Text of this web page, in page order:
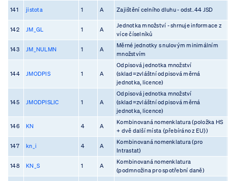
141 jistota 1 A Zajištění celního dluhu - odst. 44 JSD
142 JM_GL 1 A
Jednotka množství - shrnuje informace z
více číselníků
143 JM_NULMN 1 A
Měrné jednotky s nulovým minimálním
množstvím
144 JMODPIS 1 A
Odpisová jednotka množství
(sklad=zvláštní odpisová měrná
jednotka, licence)
145 JMODPISLIC 1 A
Odpisová jednotka množství
(sklad=zvláštní odpisová měrná
jednotka, licence)
146 KN 4 A
Kombinovaná nomenklatura (položka HS
+ dvě další místa {přebíráno z EU})
147 kn_i 4 A
Kombinovaná nomenklatura (pro
Intrastat)
148 KN_S 1 A
Kombinovaná nomenklatura
(podmnožina pro spotřební daně)